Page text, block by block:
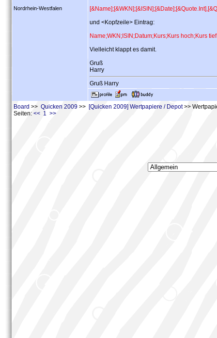
Nordrhein-Westfalen
und <Kopfzeile> Eintrag:
Name;WKN;ISIN;Datum;Kurs;Kurs hoch;Kurs tief
Vielleicht klappt es damit.
Gruß
Harry
Gruß Harry
Board >> Quicken 2009 >> [Quicken 2009] Wertpapiere / Depot>>
Seiten: << 1 >>